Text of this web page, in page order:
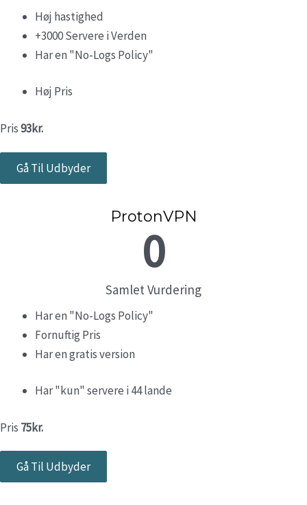
Høj hastighed
+3000 Servere i Verden
Har en "No-Logs Policy"
Høj Pris
Pris93kr.
Gå Til Udbyder
ProtonVPN
0
Samlet Vurdering
Har en "No-Logs Policy"
Fornuftig Pris
Har en gratis version
Har "kun" servere i 44 lande
Pris 75kr.
Gå Til Udbyder